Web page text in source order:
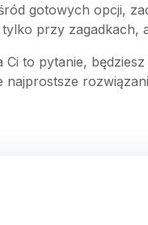
gotowych opcji,
przy
to pytanie,